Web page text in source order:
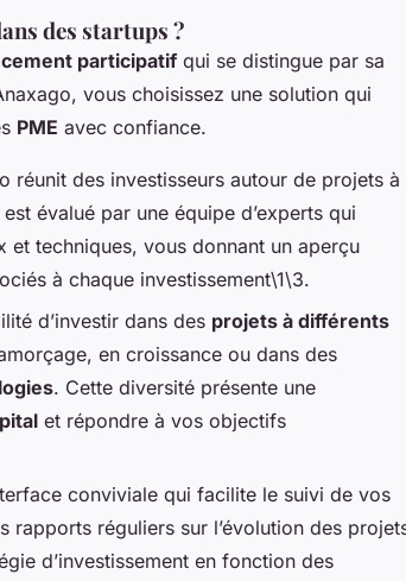
des startups ?
participatif qui se distingue par sa
vous choisissez une solution qui
PME avec confiance.
réunit des investisseurs autour de projets à
évalué par une équipe d’experts qui
et techniques, vous donnant un aperçu
à chaque investissement\1\3.
d’investir dans des projets à différents
en croissance ou dans des
. Cette diversité présente une
et répondre à vos objectifs
conviviale qui facilite le suivi de vos
rapports réguliers sur l’évolution des
d’investissement en fonction des